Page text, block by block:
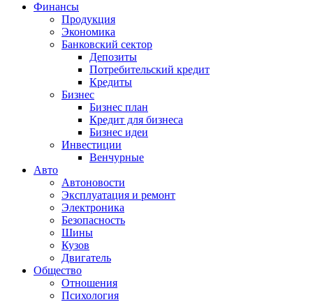
Финансы
Продукция
Экономика
Банковский сектор
Депозиты
Потребительский кредит
Кредиты
Бизнес
Бизнес план
Кредит для бизнеса
Бизнес идеи
Инвестиции
Венчурные
Авто
Автоновости
Эксплуатация и ремонт
Электроника
Безопасность
Шины
Кузов
Двигатель
Общество
Отношения
Психология